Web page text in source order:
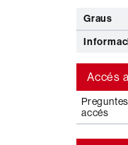
Graus
Accés
accés